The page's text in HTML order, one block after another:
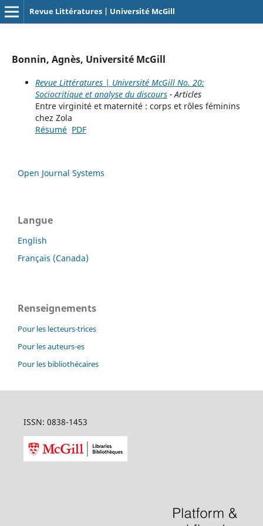
Revue Littératures | Université McGill
Bonnin, Agnès, Université McGill
Revue Littératures | Université McGill No. 20:
Sociocritique et analyse du discours- Articles
Entre virginité et maternité : corps et rôles féminins
chez Zola
Résumé PDF
Open Journal Systems
Langue
English
Français (Canada)
Renseignements
Pour les lecteurs-trices
Pour les auteurs-es
Pour les bibliothécaires
ISSN: 0838-1453